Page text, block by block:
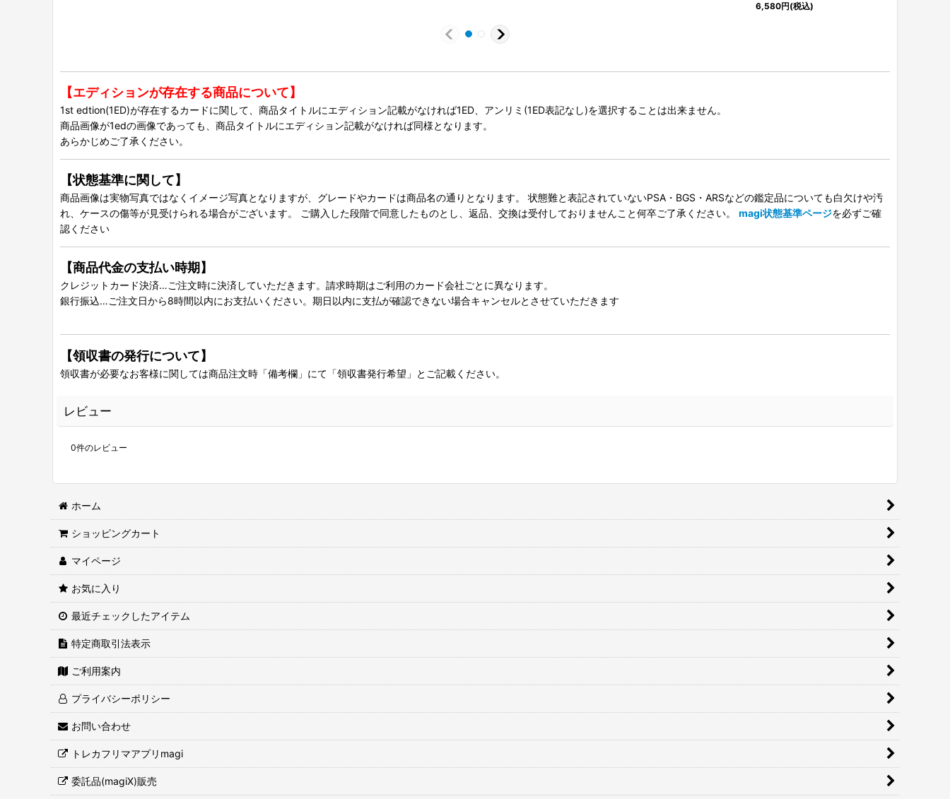
6,580円(税込)
【エディションが存在する商品について】
1st edtion(1ED)が存在するカードに関して、商品タイトルにエディション記載がなければ1ED、アンリミ(1ED表記なし)を選択することは出来ません。
商品画像が1edの画像であっても、商品タイトルにエディション記載がなければ同様となります。
あらかじめご了承ください。
【状態基準に関して】
商品画像は実物写真ではなくイメージ写真となりますが、グレードやカードは商品名の通りとなります。 状態難と表記されていないPSA・BGS・ARSなどの鑑定品についても白欠けや汚
れ、ケースの傷等が見受けられる場合がございます。 ご購入した段階で同意したものとし、返品、交換は受付しておりませんこと何卒ご了承ください。 magi状態基準ページを必ずご確
認ください
【商品代金の支払い時期】
クレジットカード決済…ご注文時に決済していただきます。請求時期はご利用のカード会社ごとに異なります。
銀行振込…ご注文日から8時間以内にお支払いください。期日以内に支払が確認できない場合キャンセルとさせていただきます
【領収書の発行について】
領収書が必要なお客様に関しては商品注文時「備考欄」にて「領収書発行希望」とご記載ください。
レビュー
0件のレビュー
ホーム
ショッピングカート
マイページ
お気に入り
最近チェックしたアイテム
特定商取引法表示
ご利用案内
プライバシーポリシー
お問い合わせ
トレカフリマアプリmagi
委託品(magiX)販売